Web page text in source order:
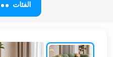
أثاث
الفئات